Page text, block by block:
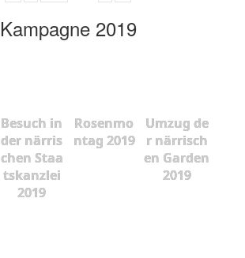
Kampagne 2019
Besuch in
der närris
chen Staa
tskanzlei
2019
Rosenmo
ntag 2019
Umzug de
r närrisch
en Garden
2019